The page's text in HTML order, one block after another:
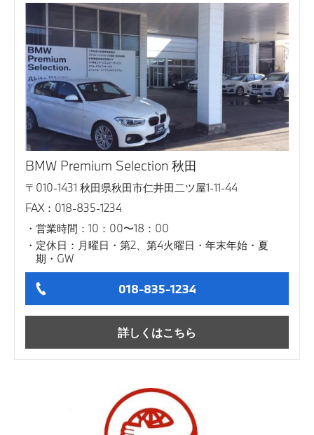
BMW Premium Selection 秋田
〒010-1431 秋田県秋田市仁井田二ツ屋1-11-44
FAX：018-835-1234
営業時間：10：00〜18：00
定休日：月曜日・第2、第4火曜日・年末年始・夏
期・GW
018-835-1234
詳しくはこちら